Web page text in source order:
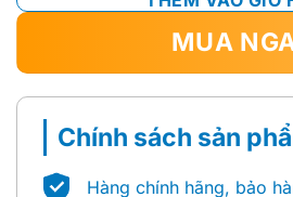
MUA
Chính sách sản
Hàng chính hãng, bảo